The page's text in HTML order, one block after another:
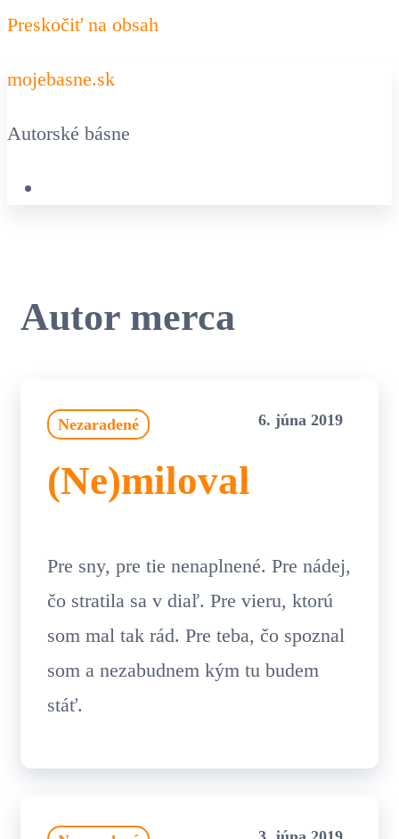
Preskočiť na obsah
mojebasne.sk
Autorské básne
Autor merca
Nezaradené 6. júna 2019
(Ne)miloval
Pre sny, pre tie nenaplnené. Pre nádej,
čo stratila sa v diaľ. Pre vieru, ktorú
som mal tak rád. Pre teba, čo spoznal
som a nezabudnem kým tu budem
stáť.